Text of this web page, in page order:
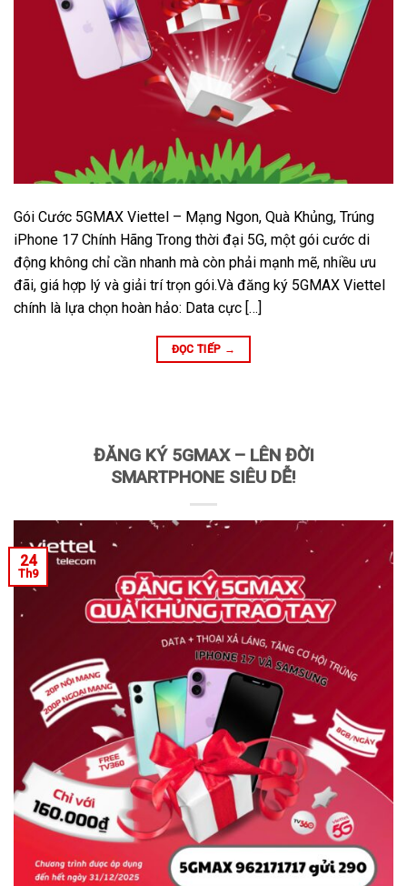
Gói Cước 5GMAX Viettel – Mạng Ngon, Quà Khủng, Trúng
iPhone 17 Chính Hãng Trong thời đại 5G, một gói cước di
động không chỉ cần nhanh mà còn phải mạnh mẽ, nhiều ưu
đãi, giá hợp lý và giải trí trọn gói.Và đăng ký 5GMAX Viettel
chính là lựa chọn hoàn hảo: Data cực […]
ĐỌC TIẾP →
ĐĂNG KÝ 5GMAX – LÊN ĐỜI
SMARTPHONE SIÊU DỄ!
24
Th9